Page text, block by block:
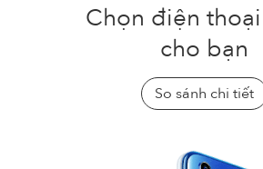
Chọn điện
cho bạn
So sánh chi tiết